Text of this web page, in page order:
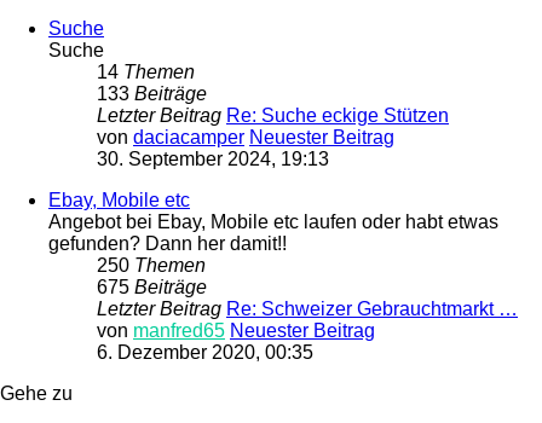
Suche
Suche
14 Themen
133 Beiträge
Letzter Beitrag Re: Suche eckige Stützen
von daciacamper Neuester Beitrag
30. September 2024, 19:13
Ebay, Mobile etc
Angebot bei Ebay, Mobile etc laufen oder habt etwas
gefunden? Dann her damit!!
250 Themen
675 Beiträge
Letzter Beitrag Re: Schweizer Gebrauchtmarkt …
von manfred65 Neuester Beitrag
6. Dezember 2020, 00:35
Gehe zu